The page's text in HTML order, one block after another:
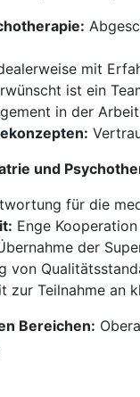
mit
ist ein
in der
und
für die
Enge
der
von
zur Teilnahme an
Bereichen: